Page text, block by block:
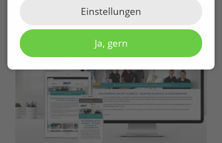
Einstellungen
Ja, gern